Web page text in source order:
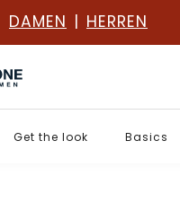
DAMEN | HERREN
Get the look Basics